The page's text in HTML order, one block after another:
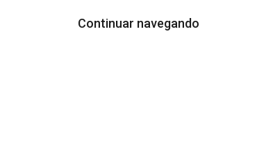
Continuar navegando